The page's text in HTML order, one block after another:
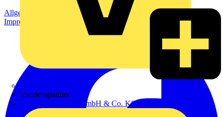
Vertriebspartner
Adalbert Zajadacz GmbH & Co. KG
Allgemeine Geschäftsbedingungen
Datenschutzerklärung
Impressum